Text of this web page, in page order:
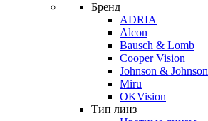
Бренд
ADRIA
Alcon
Bausch & Lomb
Cooper Vision
Johnson & Johnson
Miru
OKVision
Тип линз